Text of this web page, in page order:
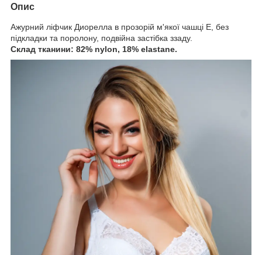
Опис
Ажурний ліфчик Диорелла в прозорій м'якої чашці Е, без
підкладки та поролону, подвійна застібка ззаду.
Склад тканини: 82% nylon, 18% elastane.